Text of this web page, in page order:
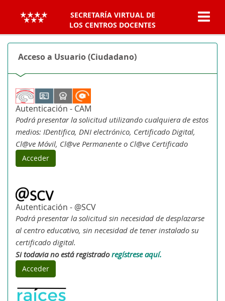
SECRETARÍA VIRTUAL DE
LOS CENTROS DOCENTES
Acceso a Usuario (Ciudadano)
Autenticación - CAM
Podrá presentar la solicitud utilizando cualquiera de estos
medios: IDentifica, DNI electrónico, Certificado Digital,
Cl@ve Móvil, Cl@ve Permanente o Cl@ve Certificado
Acceder
Autenticación - @SCV
Podrá presentar la solicitud sin necesidad de desplazarse
al centro educativo, sin necesidad de tener instalado su
certificado digital.
Si todavia no está registradoregístrese aquí.
Acceder